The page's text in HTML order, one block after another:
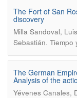
The Fort of San
discovery
Milla Sandoval,
Sebastián. Tiempo
The German
Analysis of the
Yévenes Canales,